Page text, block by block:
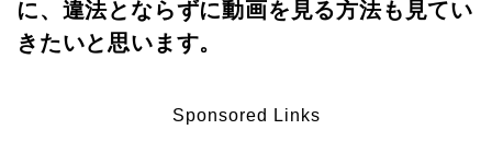
に、違法とならずに動画を見る方法も見てい
きたいと思います。
Sponsored Links